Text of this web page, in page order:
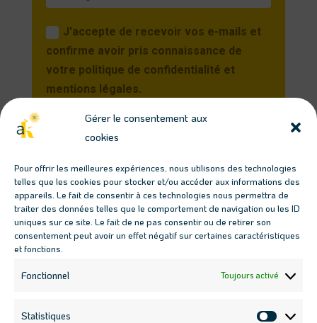
Gérer le consentement aux
cookies
Pour offrir les meilleures expériences, nous utilisons des technologies
telles que les cookies pour stocker et/ou accéder aux informations des
appareils. Le fait de consentir à ces technologies nous permettra de
traiter des données telles que le comportement de navigation ou les ID
uniques sur ce site. Le fait de ne pas consentir ou de retirer son
consentement peut avoir un effet négatif sur certaines caractéristiques
et fonctions.
Fonctionnel Toujours activé
Statistiques
J'accepte de recevoir vos e-mails et
confirme avoir pris connaissance de
votre politique de confidentialité et
mentions légales.
cliquant sur le lien présent dans nos emails.
Télécharger les guides
gratuits